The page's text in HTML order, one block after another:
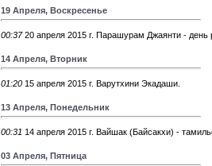
19 Апреля, Воскресенье
00:37 20 апреля 2015 г. Парашурам Джаянти -
14 Апреля, Вторник
01:20 15 апреля 2015 г. Варутхини Экадаши.
13 Апреля, Понедельник
00:31 14 апреля 2015 г. Вайшак (Байсакхи) -
03 Апреля, Пятница